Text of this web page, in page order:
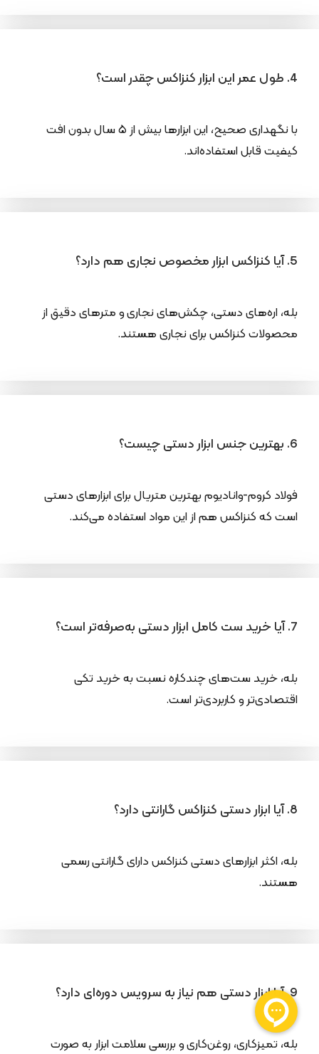
4. طول عمر این ابزار کنزاکس چقدر است؟
با نگهداری صحیح، این ابزارها بیش از ۵ سال بدون افت
کیفیت قابل استفاده‌اند.
5. آیا کنزاکس ابزار مخصوص نجاری هم دارد؟
بله، اره‌های دستی، چکش‌های نجاری و مترهای دقیق از
محصولات کنزاکس برای نجاری هستند.
6. بهترین جنس ابزار دستی چیست؟
فولاد کروم-وانادیوم بهترین متریال برای ابزارهای دستی
است که کنزاکس هم از این مواد استفاده می‌کند.
7. آیا خرید ست کامل ابزار دستی به‌صرفه‌تر است؟
بله، خرید ست‌های چندکاره نسبت به خرید تکی
اقتصادی‌تر و کاربردی‌تر است.
8. آیا ابزار دستی کنزاکس گارانتی دارد؟
بله، اکثر ابزارهای دستی کنزاکس دارای گارانتی رسمی
هستند.
9. آیا ابزار دستی هم نیاز به سرویس دوره‌ای دارد؟
بله، تمیزکاری، روغن‌کاری و بررسی سلامت ابزار به صورت